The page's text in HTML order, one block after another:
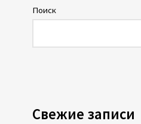
Поиск
Свежие записи